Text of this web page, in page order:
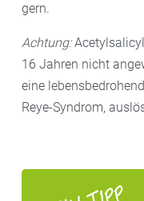
gern.
Achtung:
16 Jahren nicht
eine
Reye-Syndrom,